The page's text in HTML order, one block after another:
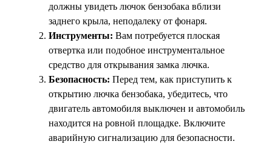
должны увидеть лючок бензобака вблизи
заднего крыла, неподалеку от фонаря.
Инструменты: Вам потребуется плоская
отвертка или подобное инструментальное
средство для открывания замка лючка.
Безопасность: Перед тем, как приступить к
открытию лючка бензобака, убедитесь, что
двигатель автомобиля выключен и автомобиль
находится на ровной площадке. Включите
аварийную сигнализацию для безопасности.